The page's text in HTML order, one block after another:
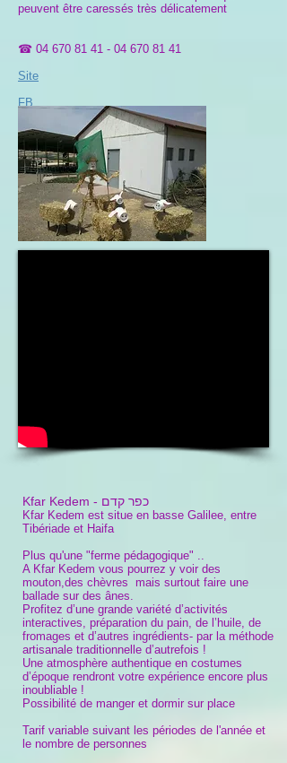
peuvent être caressés très délicatement
☎ 04 670 81 41 - 04 670 81 41
Site
FB
Plan d'accès
Haut de page
Kfar Kedem - כפר קדם
Kfar Kedem est situe en basse Galilee, entre
Tibériade et Haifa​
Plus qu'une "ferme pédagogique" ..
A Kfar Kedem vous pourrez y voir des
mouton,des chèvres mais surtout faire une
ballade sur des ânes.
Profitez d’une grande variété d’activités
interactives, préparation du pain, de l’huile, de
fromages et d’autres ingrédients- par la méthode
artisanale traditionnelle d’autrefois !
Une atmosphère authentique en costumes
d’époque rendront votre expérience encore plus
inoubliable !
Possibilité de manger et dormir sur place
Tarif variable suivant les périodes de l'année et
le nombre de personnes